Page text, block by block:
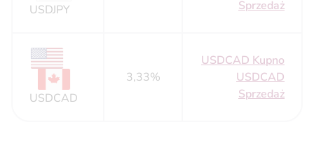
USDJPY Sprzedaż
USDCAD
3,33%
USDCAD Kupno
USDCAD
Sprzedaż